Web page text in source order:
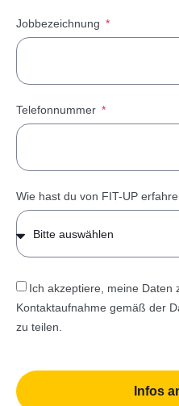
Jobbezeichnung
Telefonnummer
Wie hast du von FIT-UP
Ich akzeptiere, meine Daten
Kontaktaufnahme gemäß der
zu teilen.
Infos